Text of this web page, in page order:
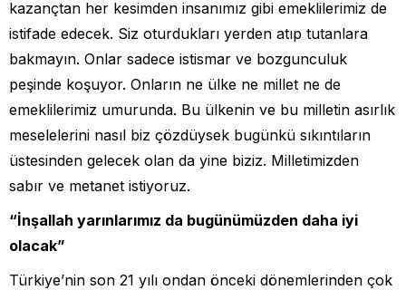
kazançtan her kesimden insanımız gibi emeklilerimiz de
istifade edecek. Siz oturdukları yerden atıp tutanlara
bakmayın. Onlar sadece istismar ve bozgunculuk
peşinde koşuyor. Onların ne ülke ne millet ne de
emeklilerimiz umurunda. Bu ülkenin ve bu milletin asırlık
meselelerini nasıl biz çözdüysek bugünkü sıkıntıların
üstesinden gelecek olan da yine biziz. Milletimizden
sabır ve metanet istiyoruz.
“İnşallah yarınlarımız da bugünümüzden daha iyi
olacak”
Türkiye’nin son 21 yılı ondan önceki dönemlerinden çok